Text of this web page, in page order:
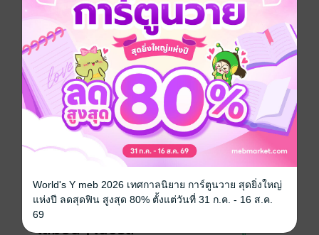
จีนโบราณ หนังสือแปล นิยายจีนแปล
ซีรีส์
นักพรตน้อยสายบู๊หรานหร่าน ลงเขามาหาท่านพ่อแล้ว
เจ้าค่ะ!
ประเภทไฟล์
pdf, epub(สารบัญ)
วันที่วางขาย 22 เมษายน 2569
ราคาปก 399 บาท (ประหยัด 30%)
เล่มอื่นๆ ในซีรีส์
World's Y meb 2026 เทศกาลนิยาย การ์ตูนวาย สุดยิ่งใหญ่
แห่งปี ลดสุดฟิน สูงสุด 80% ตั้งแต่วันที่ 31 ก.ค. - 16 ส.ค.
69